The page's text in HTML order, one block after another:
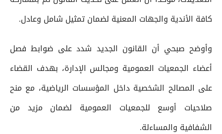
كافة الأندية والجهات المعنية لضمان تمثيل شامل وعادل.
وأوضح صبحي أن القانون الجديد شدد على ضوابط فصل
أعضاء الجمعيات العمومية ومجالس الإدارة، بهدف القضاء
على المصالح الشخصية داخل المؤسسات الرياضية، مع منح
صلاحيات أوسع للجمعيات العمومية لضمان مزيد من
الشفافية والمساءلة.